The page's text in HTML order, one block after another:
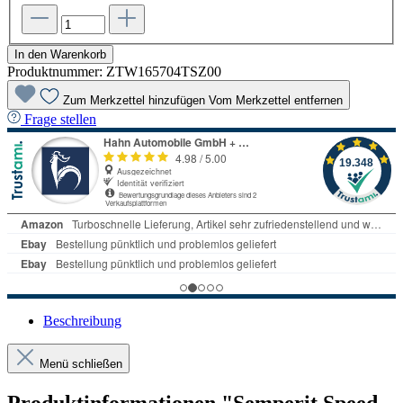
In den Warenkorb
Produktnummer: ZTW165704TSZ00
Zum Merkzettel hinzufügen Vom Merkzettel entfernen
Frage stellen
Beschreibung
Menü schließen